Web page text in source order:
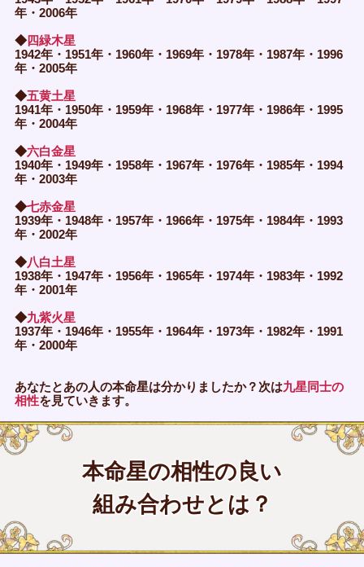
年・2006年
◆四緑木星
1942年・1951年・1960年・1969年・1978年・1987年・1996
年・2005年
◆五黄土星
1941年・1950年・1959年・1968年・1977年・1986年・1995
年・2004年
◆六白金星
1940年・1949年・1958年・1967年・1976年・1985年・1994
年・2003年
◆七赤金星
1939年・1948年・1957年・1966年・1975年・1984年・1993
年・2002年
◆八白土星
1938年・1947年・1956年・1965年・1974年・1983年・1992
年・2001年
◆九紫火星
1937年・1946年・1955年・1964年・1973年・1982年・1991
年・2000年
あなたとあの人の本命星は分かりましたか？次は九星同士の
相性を見ていきます。
本命星の相性の良い
組み合わせとは？